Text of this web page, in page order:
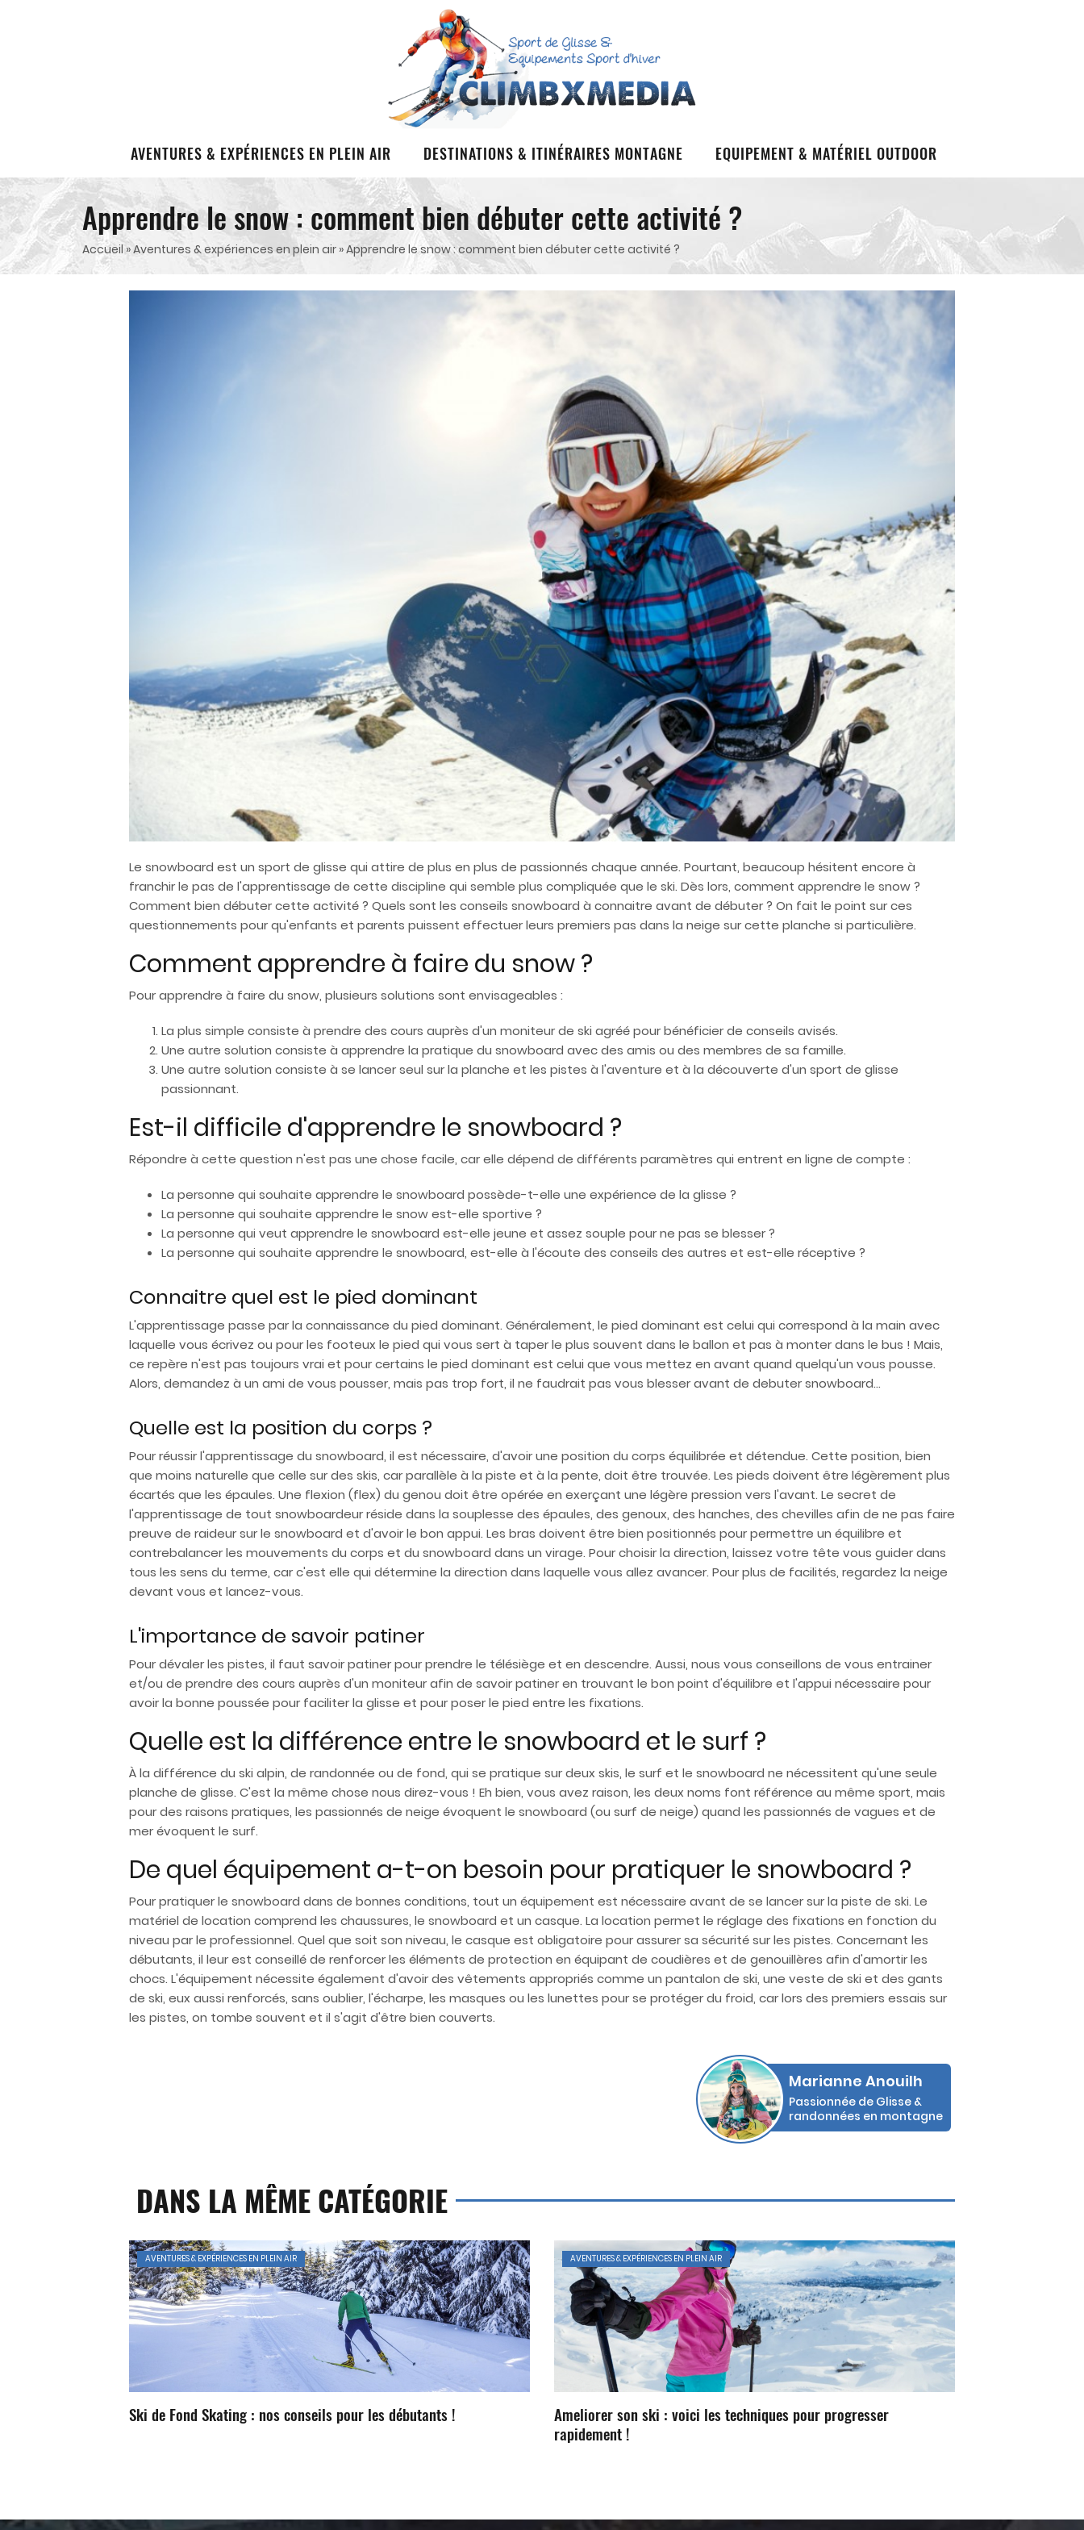
AVENTURES & EXPÉRIENCES EN PLEIN AIR DESTINATIONS & ITINÉRAIRES MONTAGNE EQUIPEMENT & MATÉRIEL OUTDOOR
Apprendre le snow : comment bien débuter cette activité ?
Accueil»Aventures & expériences en plein air »Apprendre le snow : comment bien débuter cette activité ?
Le snowboard est un sport de glisse qui attire de plus en plus de passionnés chaque année. Pourtant, beaucoup hésitent encore à
franchir le pas de l'apprentissage de cette discipline qui semble plus compliquée que le ski. Dès lors, comment apprendre le snow ?
Comment bien débuter cette activité ? Quels sont les conseils snowboard à connaitre avant de débuter ? On fait le point sur ces
questionnements pour qu'enfants et parents puissent effectuer leurs premiers pas dans la neige sur cette planche si particulière.
Comment apprendre à faire du snow ?
Pour apprendre à faire du snow, plusieurs solutions sont envisageables :
La plus simple consiste à prendre des cours auprès d'un moniteur de ski agréé pour bénéficier de conseils avisés.
Une autre solution consiste à apprendre la pratique du snowboard avec des amis ou des membres de sa famille.
Une autre solution consiste à se lancer seul sur la planche et les pistes à l'aventure et à la découverte d'un sport de glisse
passionnant.
Est-il difficile d'apprendre le snowboard ?
Répondre à cette question n'est pas une chose facile, car elle dépend de différents paramètres qui entrent en ligne de compte :
La personne qui souhaite apprendre le snowboard possède-t-elle une expérience de la glisse ?
La personne qui souhaite apprendre le snow est-elle sportive ?
La personne qui veut apprendre le snowboard est-elle jeune et assez souple pour ne pas se blesser ?
La personne qui souhaite apprendre le snowboard, est-elle à l'écoute des conseils des autres et est-elle réceptive ?
Connaitre quel est le pied dominant
L'apprentissage passe par la connaissance du pied dominant. Généralement, le pied dominant est celui qui correspond à la main avec
laquelle vous écrivez ou pour les footeux le pied qui vous sert à taper le plus souvent dans le ballon et pas à monter dans le bus ! Mais,
ce repère n'est pas toujours vrai et pour certains le pied dominant est celui que vous mettez en avant quand quelqu'un vous pousse.
Alors, demandez à un ami de vous pousser, mais pas trop fort, il ne faudrait pas vous blesser avant de debuter snowboard…
Quelle est la position du corps ?
Pour réussir l'apprentissage du snowboard, il est nécessaire, d'avoir une position du corps équilibrée et détendue. Cette position, bien
que moins naturelle que celle sur des skis, car parallèle à la piste et à la pente, doit être trouvée. Les pieds doivent être légèrement plus
écartés que les épaules. Une flexion (flex) du genou doit être opérée en exerçant une légère pression vers l'avant. Le secret de
l'apprentissage de tout snowboardeur réside dans la souplesse des épaules, des genoux, des hanches, des chevilles afin de ne pas faire
preuve de raideur sur le snowboard et d'avoir le bon appui. Les bras doivent être bien positionnés pour permettre un équilibre et
contrebalancer les mouvements du corps et du snowboard dans un virage. Pour choisir la direction, laissez votre tête vous guider dans
tous les sens du terme, car c'est elle qui détermine la direction dans laquelle vous allez avancer. Pour plus de facilités, regardez la neige
devant vous et lancez-vous.
L'importance de savoir patiner
Pour dévaler les pistes, il faut savoir patiner pour prendre le télésiège et en descendre. Aussi, nous vous conseillons de vous entrainer
et/ou de prendre des cours auprès d'un moniteur afin de savoir patiner en trouvant le bon point d'équilibre et l'appui nécessaire pour
avoir la bonne poussée pour faciliter la glisse et pour poser le pied entre les fixations.
Quelle est la différence entre le snowboard et le surf ?
À la différence du ski alpin, de randonnée ou de fond, qui se pratique sur deux skis, le surf et le snowboard ne nécessitent qu'une seule
planche de glisse. C'est la même chose nous direz-vous ! Eh bien, vous avez raison, les deux noms font référence au même sport, mais
pour des raisons pratiques, les passionnés de neige évoquent le snowboard (ou surf de neige) quand les passionnés de vagues et de
mer évoquent le surf.
De quel équipement a-t-on besoin pour pratiquer le snowboard ?
Pour pratiquer le snowboard dans de bonnes conditions, tout un équipement est nécessaire avant de se lancer sur la piste de ski. Le
matériel de location comprend les chaussures, le snowboard et un casque. La location permet le réglage des fixations en fonction du
niveau par le professionnel. Quel que soit son niveau, le casque est obligatoire pour assurer sa sécurité sur les pistes. Concernant les
débutants, il leur est conseillé de renforcer les éléments de protection en équipant de coudières et de genouillères afin d'amortir les
chocs. L'équipement nécessite également d'avoir des vêtements appropriés comme un pantalon de ski, une veste de ski et des gants
de ski, eux aussi renforcés, sans oublier, l'écharpe, les masques ou les lunettes pour se protéger du froid, car lors des premiers essais sur
les pistes, on tombe souvent et il s'agit d'être bien couverts.
Marianne Anouilh
Passionnée de Glisse &
randonnées en montagne
DANS LA MÊME CATÉGORIE
AVENTURES & EXPÉRIENCES EN PLEIN AIR
Ski de Fond Skating : nos conseils pour les débutants !
AVENTURES & EXPÉRIENCES EN PLEIN AIR
Ameliorer son ski : voici les techniques pour progresser
rapidement !